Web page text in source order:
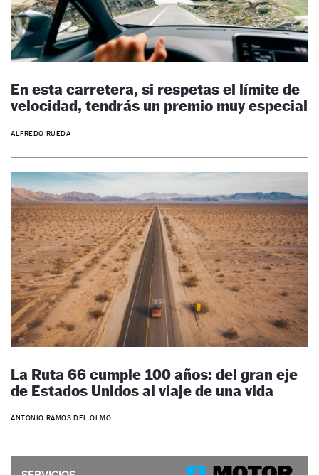
En esta carretera, si respetas el límite de
velocidad, tendrás un premio muy especial
ALFREDO RUEDA
La Ruta 66 cumple 100 años: del gran eje
de Estados Unidos al viaje de una vida
ANTONIO RAMOS DEL OLMO